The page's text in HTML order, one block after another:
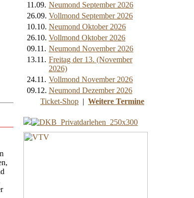
11.09. Neumond September 2026
26.09. Vollmond September 2026
10.10. Neumond Oktober 2026
26.10. Vollmond Oktober 2026
09.11. Neumond November 2026
13.11. Freitag der 13. (November
2026)
24.11. Vollmond November 2026
09.12. Neumond Dezember 2026
Ticket-Shop | Weitere Termine